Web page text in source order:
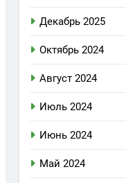
Декабрь 2025
Октябрь 2024
Август 2024
Июль 2024
Июнь 2024
Май 2024